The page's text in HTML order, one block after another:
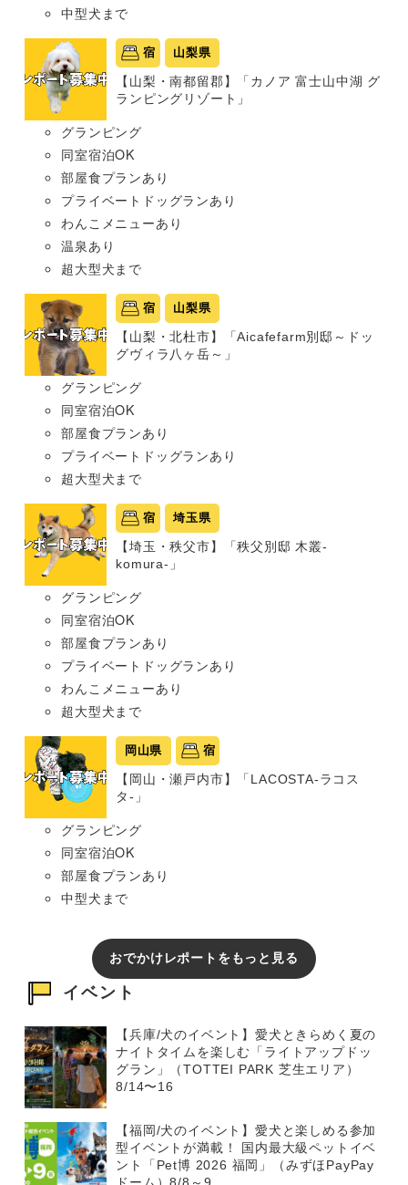
中型犬まで
宿 山梨県
【山梨・南都留郡】「カノア 富士山中湖 グ
ランピングリゾート」
グランピング
同室宿泊OK
部屋食プランあり
プライベートドッグランあり
わんこメニューあり
温泉あり
超大型犬まで
宿 山梨県
【山梨・北杜市】「Aicafefarm別邸～ドッ
グヴィラ八ヶ岳～」
グランピング
同室宿泊OK
部屋食プランあり
プライベートドッグランあり
超大型犬まで
宿 埼玉県
【埼玉・秩父市】「秩父別邸 木叢-
komura-」
グランピング
同室宿泊OK
部屋食プランあり
プライベートドッグランあり
わんこメニューあり
超大型犬まで
岡山県 宿
【岡山・瀬戸内市】「LACOSTA-ラコス
タ-」
グランピング
同室宿泊OK
部屋食プランあり
中型犬まで
おでかけレポートをもっと見る
イベント
【兵庫/犬のイベント】愛犬ときらめく夏の
ナイトタイムを楽しむ「ライトアップドッ
グラン」（TOTTEI PARK 芝生エリア）
8/14〜16
【福岡/犬のイベント】愛犬と楽しめる参加
型イベントが満載！ 国内最大級ペットイベ
ント「Pet博 2026 福岡」（みずほPayPay
ドーム）8/8～9